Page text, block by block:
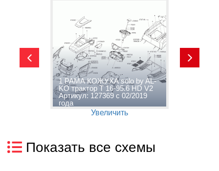
1 РАМА КОЖУХА solo by AL-
KO трактор T 16-95.6 HD V2
Артикул: 127369 с 02/2019
года
Увеличить
Показать все схемы